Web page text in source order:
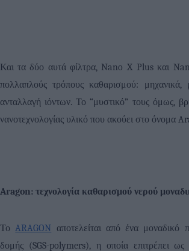
Και τα δύο αυτά φίλτρα, Nano X Plus και
πολλαπλούς τρόπους καθαρισμού:
ανταλλαγή ιόντων. Το “μυστικό” τους όμως,
νανοτεχνολογίας υλικό που ακούει στο όνομα
Aragon: τεχνολογία καθαρισμού νερού
ΤοARAGON αποτελείται από ένα μοναδικό
δομής (SGS-polymers), η οποία επιτρέπει